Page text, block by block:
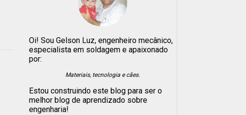
Oi! Sou Gelson Luz, engenheiro mecânico,
especialista em soldagem e apaixonado
por:
Materiais, tecnologia e cães.
Estou construindo este blog para ser o
melhor blog de aprendizado sobre
engenharia!